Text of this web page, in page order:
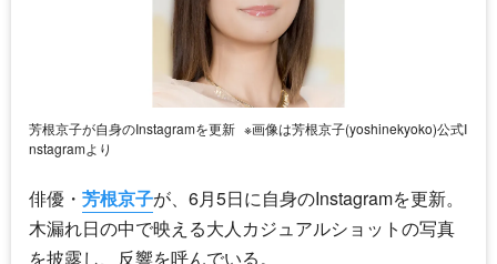
芳根京子が自身のInstagramを更新 ※画像は芳根京子(yoshinekyoko)公式I
nstagramより
俳優・ 芳根京子が、6月5日に自身のInstagramを更新。
木漏れ日の中で映える大人カジュアルショットの写真
を披露し、反響を呼んでいる。